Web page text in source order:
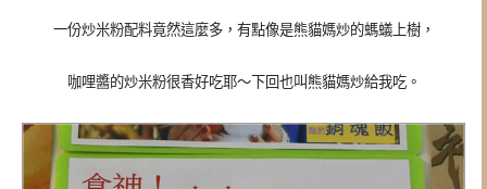
一份炒米粉配料竟然這麼多，有點像是熊貓媽炒的螞蟻上樹，
咖哩醬的炒米粉很香好吃耶～下回也叫熊貓媽炒給我吃。